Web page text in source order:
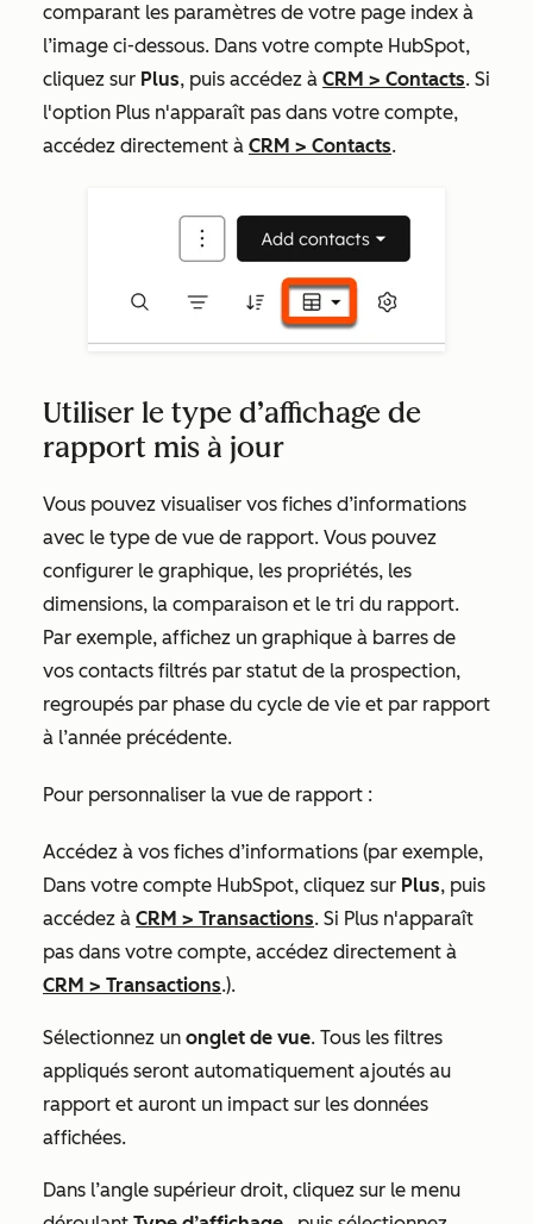
comparant les paramètres de votre page index à
l’image ci-dessous. Dans votre compte HubSpot,
cliquez sur Plus, puis accédez à CRM > Contacts. Si
l'option Plus n'apparaît pas dans votre compte,
accédez directement à CRM > Contacts.
Utiliser le type d’affichage de
rapport mis à jour
Vous pouvez visualiser vos fiches d’informations
avec le type de vue de rapport. Vous pouvez
configurer le graphique, les propriétés, les
dimensions, la comparaison et le tri du rapport.
Par exemple, affichez un graphique à barres de
vos contacts filtrés par statut de la prospection,
regroupés par phase du cycle de vie et par rapport
à l’année précédente.
Pour personnaliser la vue de rapport :
Accédez à vos fiches d’informations (par exemple,
Dans votre compte HubSpot, cliquez sur Plus, puis
accédez à CRM > Transactions. Si Plus n'apparaît
pas dans votre compte, accédez directement à
CRM > Transactions.).
Sélectionnez un onglet de vue. Tous les filtres
appliqués seront automatiquement ajoutés au
rapport et auront un impact sur les données
affichées.
Dans l’angle supérieur droit, cliquez sur le menu